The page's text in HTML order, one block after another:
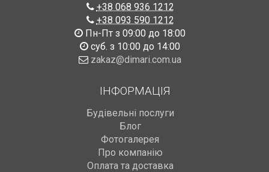
+38 068 936 1212
+38 093 590 1212
Пн-Пт з 09:00 до 18:00
суб. з 10:00 до 14:00
zakaz@dimari.com.ua
ІНФОРМАЦІЯ
Будівельні послуги
Блог
Фотогалерея
Про компанію
Оплата та доставка